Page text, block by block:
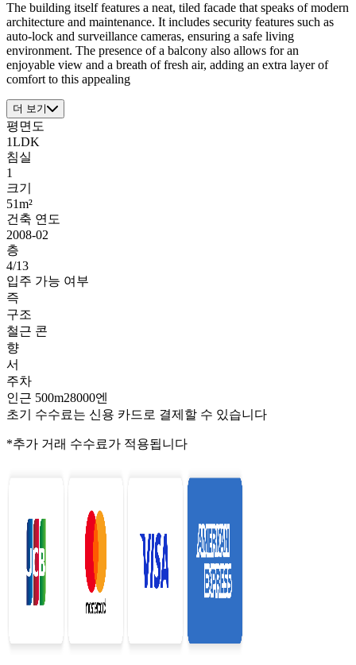
The building itself features a neat, tiled facade that speaks of modern
architecture and maintenance. It includes security features such as
auto-lock and surveillance cameras, ensuring a safe living
environment. The presence of a balcony also allows for an
enjoyable view and a breath of fresh air, adding an extra layer of
comfort to this appealing
더 보기
평면도
1LDK
침실
1
크기
51m²
건축 연도
2008-02
층
4/13
입주 가능 여부
즉
구조
철근 콘
향
서
주차
인근 500m28000엔
초기 수수료는 신용 카드로 결제할 수 있습니다
*추가 거래 수수료가 적용됩니다